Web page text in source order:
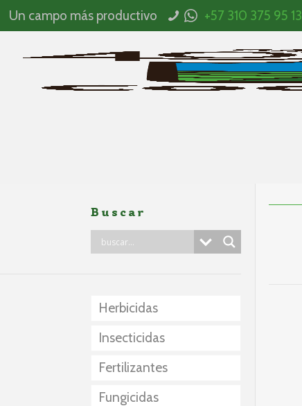
Un campo más productivo +57 310 375 95 13
Buscar
Herbicidas
Insecticidas
Fertilizantes
Fungicidas